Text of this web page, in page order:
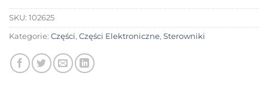
SKU: 102625
Kategorie: Części, Części Elektroniczne, Sterowniki